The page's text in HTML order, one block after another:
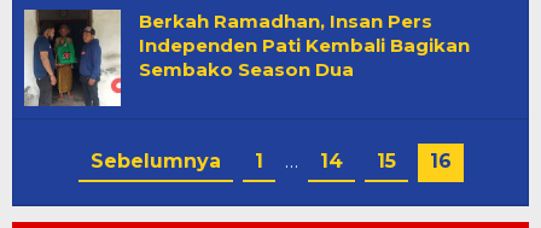
Berkah Ramadhan, Insan Pers
Independen Pati Kembali Bagikan
Sembako Season Dua
Sebelumnya 1 … 14 15 16